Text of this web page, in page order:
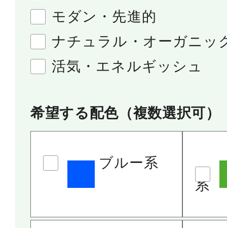
モダン・先進的
ナチュラル・オーガニッ
活気・エネルギッシュ
希望する配色（複数選択可）
ブルー系
系